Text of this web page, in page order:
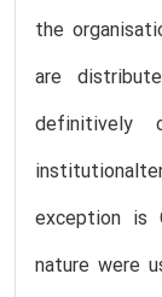
the
are
definitively
exception is
nature were